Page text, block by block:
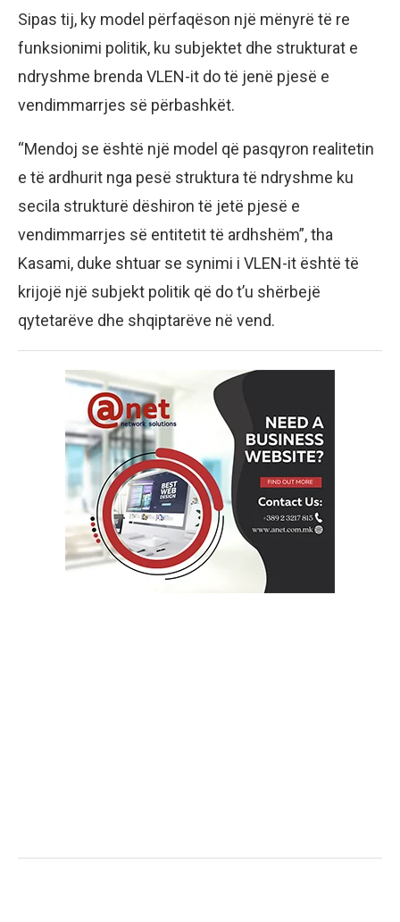
Sipas tij, ky model përfaqëson një mënyrë të re
funksionimi politik, ku subjektet dhe strukturat e
ndryshme brenda VLEN-it do të jenë pjesë e
vendimmarrjes së përbashkët.
“Mendoj se është një model që pasqyron realitetin
e të ardhurit nga pesë struktura të ndryshme ku
secila strukturë dëshiron të jetë pjesë e
vendimmarrjes së entitetit të ardhshëm”, tha
Kasami, duke shtuar se synimi i VLEN-it është të
krijojë një subjekt politik që do t’u shërbejë
qytetarëve dhe shqiptarëve në vend.